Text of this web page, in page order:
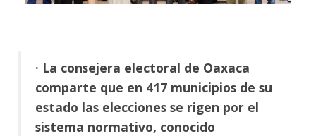
· La consejera electoral de Oaxaca
comparte que en 417 municipios de su
estado las elecciones se rigen por el
sistema normativo, conocido